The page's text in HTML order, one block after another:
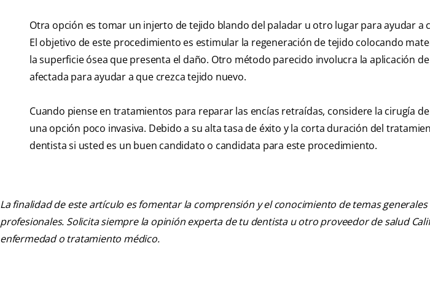
Otra opción es tomar un injerto de tejido blando del paladar u otro lugar para ayudar a
El objetivo de este procedimiento es estimular la regeneración de tejido colocando
la superficie ósea que presenta el daño. Otro método parecido involucra la aplicación
afectada para ayudar a que crezca tejido nuevo.
Cuando piense en tratamientos para reparar las encías retraídas, considere la cirugía
una opción poco invasiva. Debido a su alta tasa de éxito y la corta duración del
dentista si usted es un buen candidato o candidata para este procedimiento.
La finalidad de este artículo es fomentar la comprensión y el conocimiento de temas
profesionales. Solicita siempre la opinión experta de tu dentista u otro proveedor de salud
enfermedad o tratamiento médico.